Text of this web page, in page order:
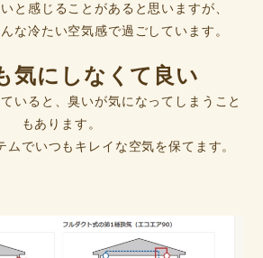
と感じることがあると思いますが、
な冷たい空気感で過ごしています。
気にしなくて良い
いると、臭いが気になってしまうこと
もあります。
ムでいつもキレイな空気を保てます。